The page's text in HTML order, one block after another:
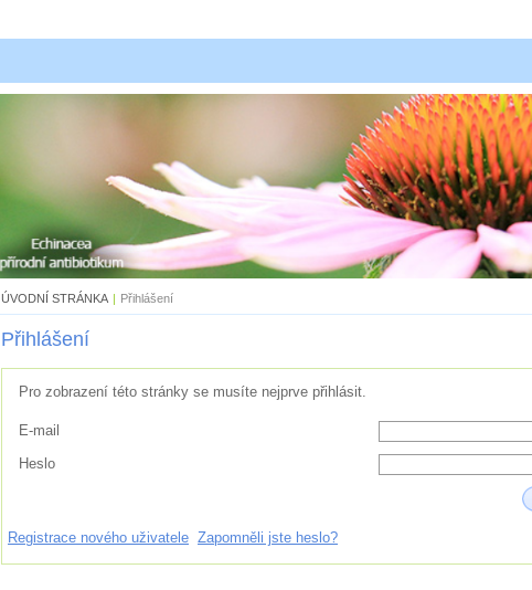
ÚVODNÍ STRÁNKA | Přihlášení
Přihlášení
Pro zobrazení této stránky se musíte nejprve přihlásit.
E-mail
Heslo
Registrace nového uživatele Zapomněli jste heslo?